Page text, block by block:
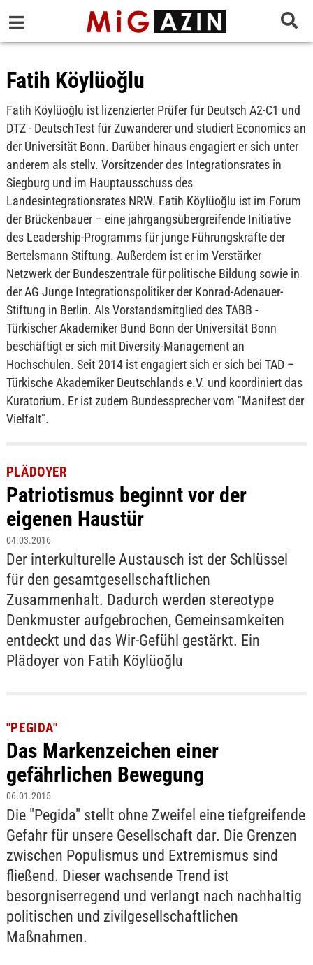
Fatih Köylüoğlu
Fatih Köylüoğlu ist lizenzierter Prüfer für Deutsch A2-C1 und
DTZ - DeutschTest für Zuwanderer und studiert Economics an
der Universität Bonn. Darüber hinaus engagiert er sich unter
anderem als stellv. Vorsitzender des Integrationsrates in
Siegburg und im Hauptausschuss des
Landesintegrationsrates NRW. Fatih Köylüoğlu ist im Forum
der Brückenbauer – eine jahrgangsübergreifende Initiative
des Leadership-Programms für junge Führungskräfte der
Bertelsmann Stiftung. Außerdem ist er im Verstärker
Netzwerk der Bundeszentrale für politische Bildung sowie in
der AG Junge Integrationspolitiker der Konrad-Adenauer-
Stiftung in Berlin. Als Vorstandsmitglied des TABB -
Türkischer Akademiker Bund Bonn der Universität Bonn
beschäftigt er sich mit Diversity-Management an
Hochschulen. Seit 2014 ist engagiert sich er sich bei TAD –
Türkische Akademiker Deutschlands e.V. und koordiniert das
Kuratorium. Er ist zudem Bundessprecher vom "Manifest der
Vielfalt".
PLÄDOYER
Patriotismus beginnt vor der
eigenen Haustür
04.03.2016
Der interkulturelle Austausch ist der Schlüssel
für den gesamtgesellschaftlichen
Zusammenhalt. Dadurch werden stereotype
Denkmuster aufgebrochen, Gemeinsamkeiten
entdeckt und das Wir-Gefühl gestärkt. Ein
Plädoyer von Fatih Köylüoğlu
"PEGIDA"
Das Markenzeichen einer
gefährlichen Bewegung
06.01.2015
Die "Pegida" stellt ohne Zweifel eine tiefgreifende
Gefahr für unsere Gesellschaft dar. Die Grenzen
zwischen Populismus und Extremismus sind
fließend. Dieser wachsende Trend ist
besorgniserregend und verlangt nach nachhaltig
politischen und zivilgesellschaftlichen
Maßnahmen.